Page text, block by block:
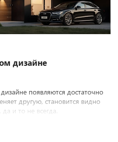
дизайне
появляются достаточно
другую, становится видно
и то не всегда.